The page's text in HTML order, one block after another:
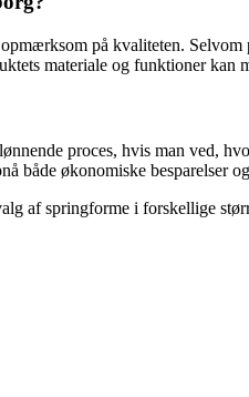
på kvaliteten.
materiale og funktioner kan
proces, hvis man ved,
både økonomiske
af springforme i forskellige